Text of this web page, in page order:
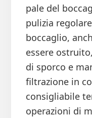
pale del
pulizia
boccaglio,
essere
di sporco e
filtrazione in
consigliabile
operazioni di